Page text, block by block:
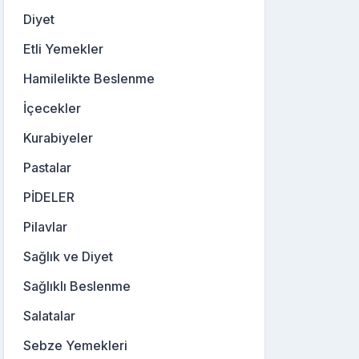
Diyet
Etli Yemekler
Hamilelikte Beslenme
İçecekler
Kurabiyeler
Pastalar
PİDELER
Pilavlar
Sağlık ve Diyet
Sağlıklı Beslenme
Salatalar
Sebze Yemekleri